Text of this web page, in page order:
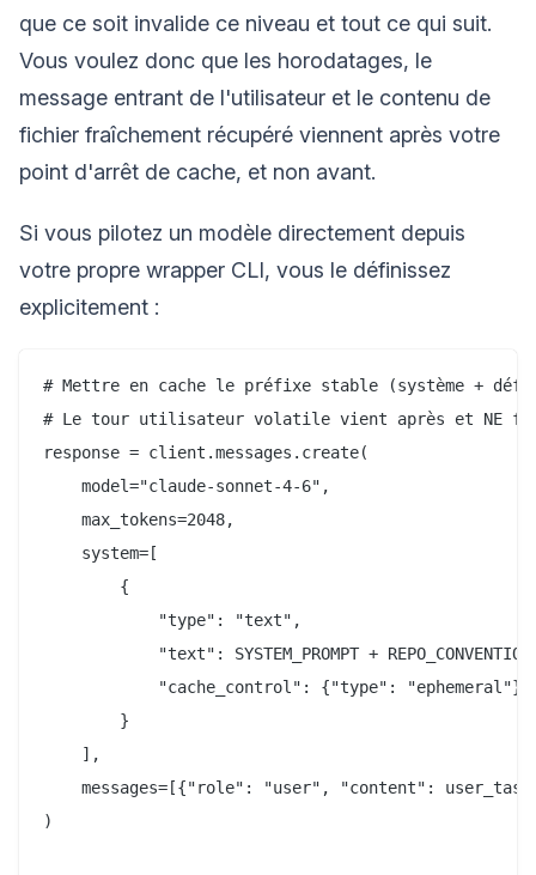
que ce soit invalide ce niveau et tout ce qui suit.
Vous voulez donc que les horodatages, le
message entrant de l'utilisateur et le contenu de
fichier fraîchement récupéré viennent après votre
point d'arrêt de cache, et non avant.
Si vous pilotez un modèle directement depuis
votre propre wrapper CLI, vous le définissez
explicitement :
# Mettre en cache le préfixe stable (système +
# Le tour utilisateur volatile vient après et NE
response = client.messages.create(
    model="claude-sonnet-4-6",
    max_tokens=2048,
    system=[
        {
            "type": "text",
"text": SYSTEM_PROMPT +
"cache_control": {"type":
        }
    ],
messages=[{"role": "user", "content":
)